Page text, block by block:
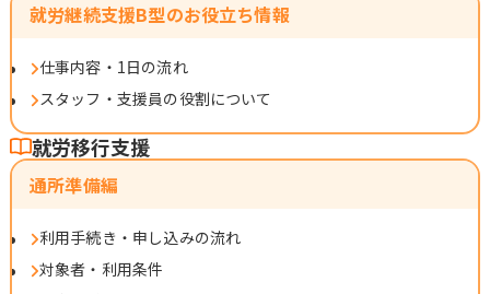
就労継続支援B型のお役立ち情報
仕事内容・1日の流れ
スタッフ・支援員の役割について
就労移行支援
通所準備編
利用手続き・申し込みの流れ
対象者・利用条件